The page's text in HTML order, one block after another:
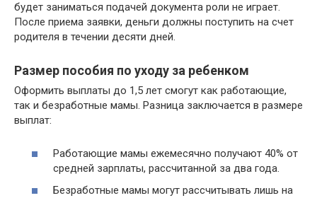
будет заниматься подачей документа роли не играет.
После приема заявки, деньги должны поступить на счет
родителя в течении десяти дней.
Размер пособия по уходу за ребенком
Оформить выплаты до 1,5 лет смогут как работающие,
так и безработные мамы. Разница заключается в размере
выплат:
Работающие мамы ежемесячно получают 40% от
средней зарплаты, рассчитанной за два года.
Безработные мамы могут рассчитывать лишь на